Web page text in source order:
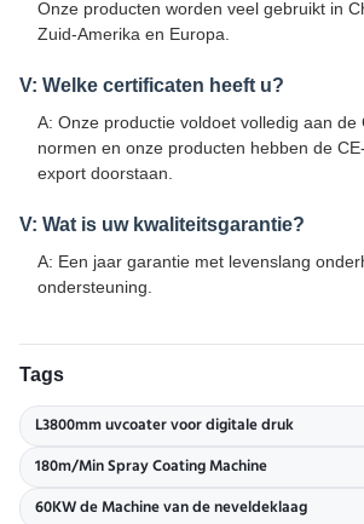
Onze producten worden veel gebruikt in
Zuid-Amerika en Europa.
V: Welke certificaten heeft u?
A: Onze productie voldoet volledig aan de
normen en onze producten hebben de
export doorstaan.
V: Wat is uw kwaliteitsgarantie?
A: Een jaar garantie met levenslang
ondersteuning.
Tags
L3800mm uvcoater voor digitale druk
180m/Min Spray Coating Machine
60KW de Machine van de neveldeklaag